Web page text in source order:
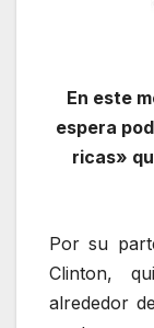
En este
espera
ricas»
Por su
Clinton,
alrededor